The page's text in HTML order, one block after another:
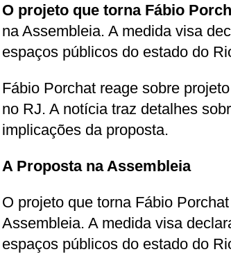
O projeto que torna Fábio
na Assembleia. A medida visa
espaços públicos do estado do
Fábio Porchat reage sobre
no RJ. A notícia traz detalhes
implicações da proposta.
A Proposta na Assembleia
O projeto que torna Fábio
Assembleia. A medida visa
espaços públicos do estado do